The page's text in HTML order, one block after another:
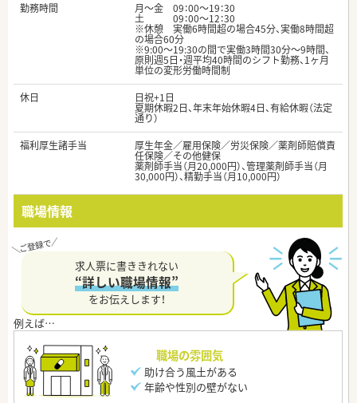
勤務時間
月～金 09：00～19：30
土 09：00～12：30
※休憩 実働6時間超の場合45分、実働8時間超
の場合60分
※9:00～19:30の間で実働3時間30分～9時間、
原則週5日・週平均40時間のシフト勤務、1ヶ月
単位の変形労働時間制
休日
日祝+1日
夏期休暇2日、年末年始休暇4日、有給休暇（法定
通り）
福利厚生諸手当
厚生年金／雇用保険／労災保険／薬剤師賠償責
任保険／その他健保
薬剤師手当（月20,000円）、管理薬剤師手当（月
30,000円）、精勤手当（月10,000円）
職場情報
求人票に書ききれない
“詳しい職場情報”
をお伝えします！
職場の雰囲気
助け合う風土がある
年齢や性別の壁がない